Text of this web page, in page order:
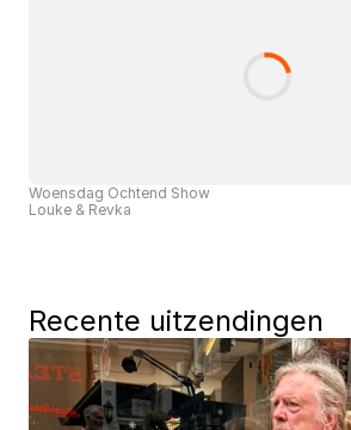
Woensdag Ochtend Show
Louke & Revka
Recente uitzendingen